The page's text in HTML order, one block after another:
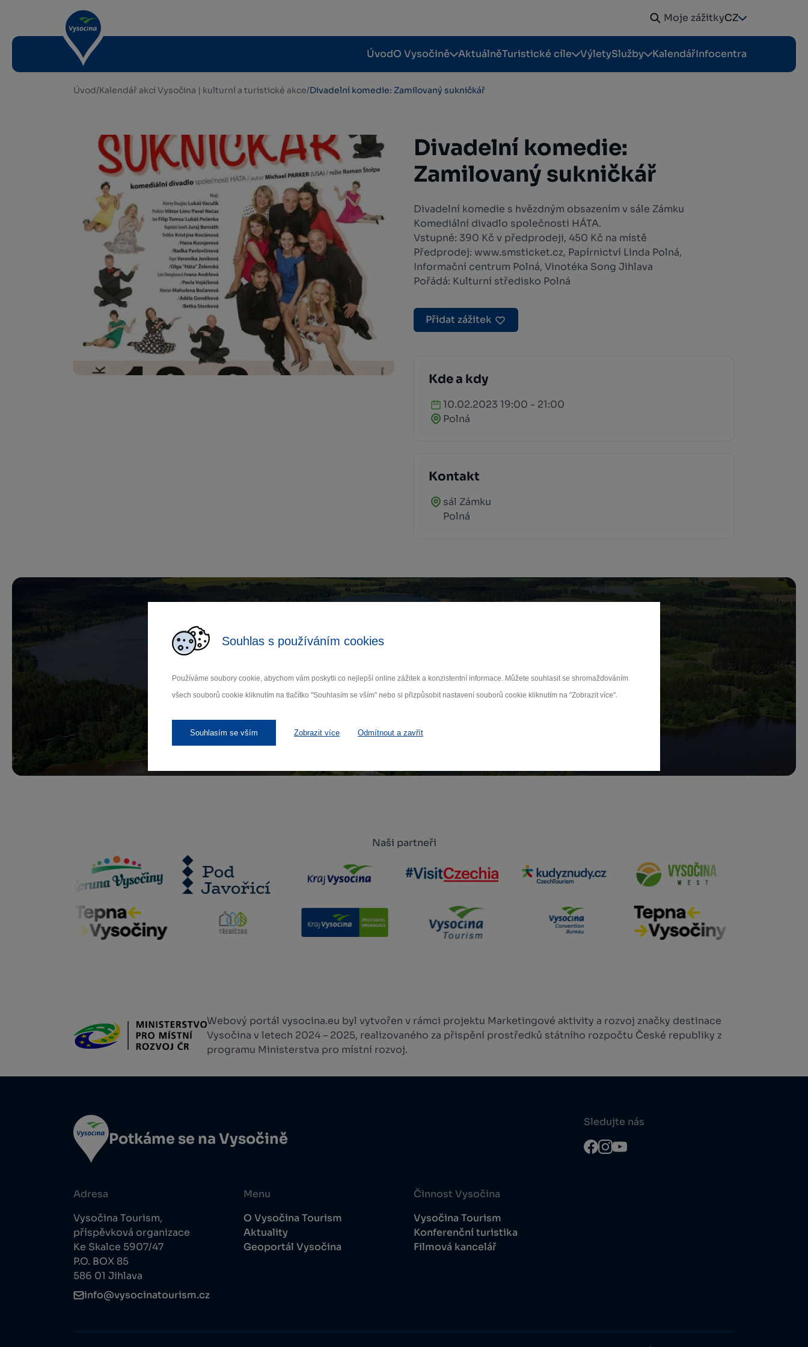
Souhlas s používáním cookies
Používáme soubory cookie, abychom vám poskytli co nejlepší online zážitek a konzistentní informace. Můžete souhlasit se shromažďováním
všech souborů cookie kliknutím na tlačítko "Souhlasím se vším" nebo si přizpůsobit nastavení souborů cookie kliknutím na "Zobrazit více".
Souhlasím se vším Zobrazit více Odmítnout a zavřít
Moje zážitkyCZ
ÚvodO Vysočině AktuálněTuristické cíle VýletySlužby KalendářInfocentra
Úvod/Kalendář akcí Vysočina | kulturní a turistické akce/Divadelní komedie: Zamilovaný sukničkář
Divadelní komedie:
Zamilovaný sukničkář
Divadelní komedie s hvězdným obsazením v sále Zámku
Komediální divadlo společnosti HÁTA.
Vstupné: 390 Kč v předprodeji, 450 Kč na místě
Předprodej: www.smsticket.cz, Papírnictví Linda Polná,
Informační centrum Polná, Vinotéka Song Jihlava
Pořádá: Kulturní středisko Polná
Přidat zážitek
Kde a kdy
10.02.2023 19:00 - 21:00
Polná
Kontakt
sál Zámku
Polná
Zamilujte si Vysočinu
Záleží nám na ochraně osobních údajů.
Naši partneři
Webový portál vysocina.eu byl vytvořen v rámci projektu Marketingové aktivity a rozvoj značky destinace
Vysočina v letech 2024 – 2025, realizovaného za přispění prostředků státního rozpočtu České republiky z
programu Ministerstva pro místní rozvoj.
Potkáme se na Vysočině
Adresa
Vysočina Tourism,
příspěvková organizace
Ke Skalce 5907/47
P.O. BOX 85
586 01 Jihlava
info@vysocinatourism.cz
Menu
O Vysočina Tourism
Aktuality
Geoportál Vysočina
Činnost Vysočina
Vysočina Tourism
Konferenční turistika
Filmová kancelář
Sledujte nás